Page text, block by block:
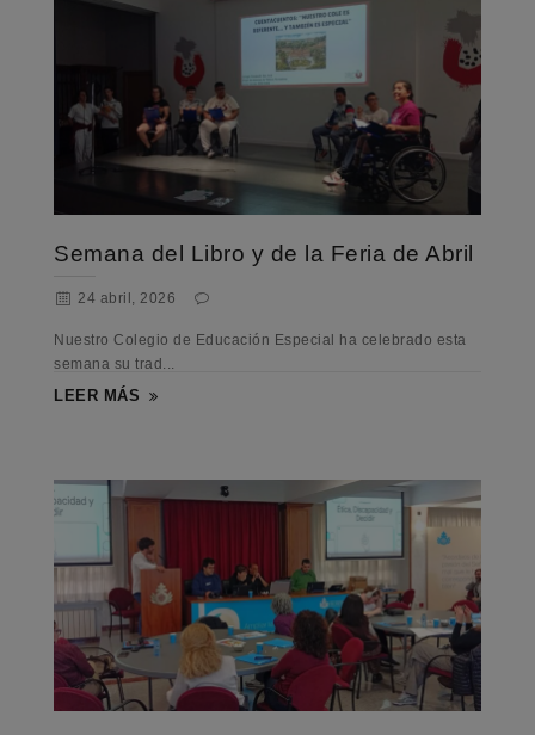
Semana del Libro y de la Feria de Abril
24 abril, 2026
Nuestro Colegio de Educación Especial ha celebrado esta
semana su trad...
LEER MÁS